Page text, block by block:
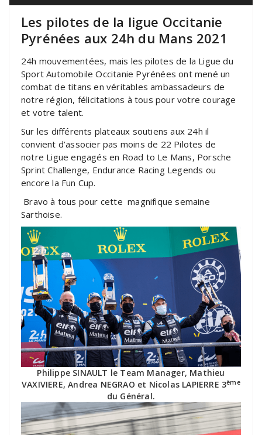
Les pilotes de la ligue Occitanie
Pyrénées aux 24h du Mans 2021
24h mouvementées, mais les pilotes de la Ligue du
Sport Automobile Occitanie Pyrénées ont mené un
combat de titans en véritables ambassadeurs de
notre région, félicitations à tous pour votre courage
et votre talent.
Sur les différents plateaux soutiens aux 24h il
convient d’associer pas moins de 22 Pilotes de
notre Ligue engagés en Road to Le Mans, Porsche
Sprint Challenge, Endurance Racing Legends ou
encore la Fun Cup.
Bravo à tous pour cette magnifique semaine
Sarthoise.
Philippe SINAULT le Team Manager, Mathieu
VAXIVIERE, Andrea NEGRAO et Nicolas LAPIERRE 3ème
du Général.